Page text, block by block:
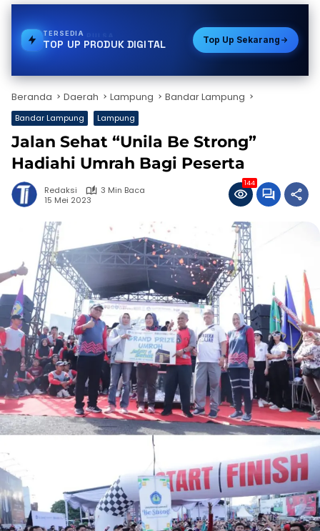
TERSEDIA
TOP UP PRODUK DIGITAL Top Up Sekarang
Beranda Daerah Lampung Bandar Lampung
Bandar Lampung Lampung
Jalan Sehat “Unila Be Strong”
Hadiahi Umrah Bagi Peserta
Redaksi
3 Min Baca
15 Mei 2023
144